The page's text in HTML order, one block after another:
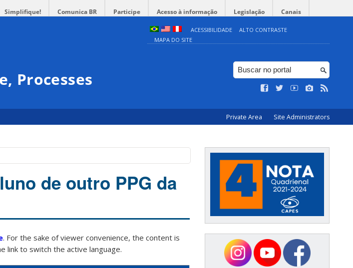
Simplifique! Comunica BR Participe Acesso à informação Legislação Canais
ACESSIBILIDADE
ALTO CONTRASTE
MAPA DO SITE
Processes
Private Area Site Administrators
de outro PPG da
. For the sake of viewer convenience, the content is
link to switch the active language.